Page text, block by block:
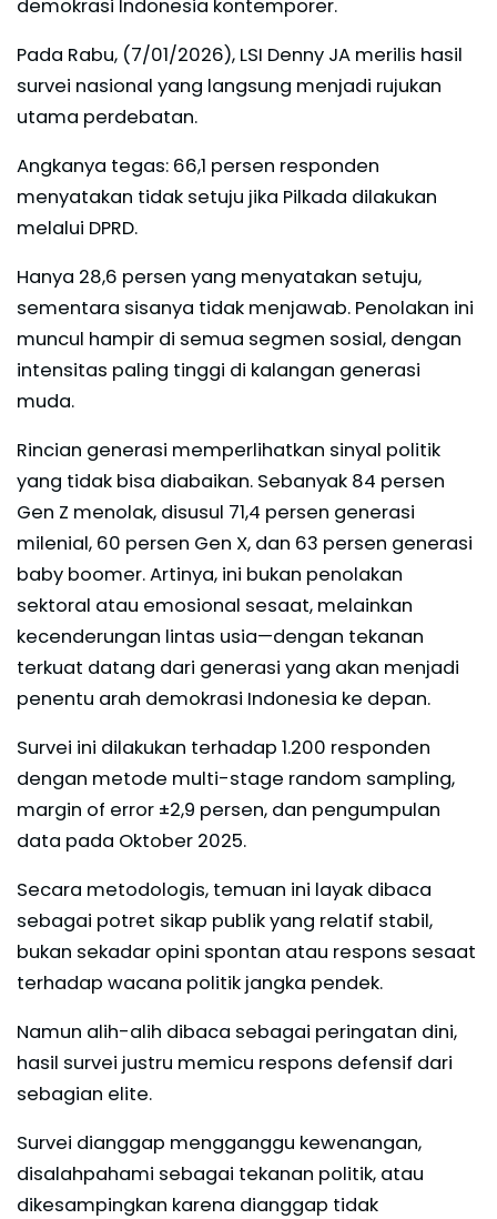
demokrasi Indonesia kontemporer.
Pada Rabu, (7/01/2026), LSI Denny JA merilis hasil
survei nasional yang langsung menjadi rujukan
utama perdebatan.
Angkanya tegas: 66,1 persen responden
menyatakan tidak setuju jika Pilkada dilakukan
melalui DPRD.
Hanya 28,6 persen yang menyatakan setuju,
sementara sisanya tidak menjawab. Penolakan ini
muncul hampir di semua segmen sosial, dengan
intensitas paling tinggi di kalangan generasi
muda.
Rincian generasi memperlihatkan sinyal politik
yang tidak bisa diabaikan. Sebanyak 84 persen
Gen Z menolak, disusul 71,4 persen generasi
milenial, 60 persen Gen X, dan 63 persen generasi
baby boomer. Artinya, ini bukan penolakan
sektoral atau emosional sesaat, melainkan
kecenderungan lintas usia—dengan tekanan
terkuat datang dari generasi yang akan menjadi
penentu arah demokrasi Indonesia ke depan.
Survei ini dilakukan terhadap 1.200 responden
dengan metode multi-stage random sampling,
margin of error ±2,9 persen, dan pengumpulan
data pada Oktober 2025.
Secara metodologis, temuan ini layak dibaca
sebagai potret sikap publik yang relatif stabil,
bukan sekadar opini spontan atau respons sesaat
terhadap wacana politik jangka pendek.
Namun alih-alih dibaca sebagai peringatan dini,
hasil survei justru memicu respons defensif dari
sebagian elite.
Survei dianggap mengganggu kewenangan,
disalahpahami sebagai tekanan politik, atau
dikesampingkan karena dianggap tidak